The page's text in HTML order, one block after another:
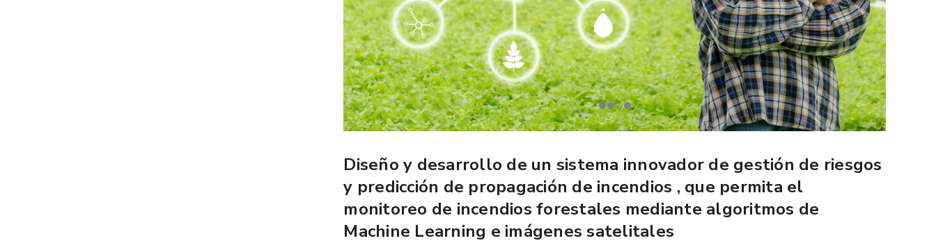
Diseño y desarrollo de un sistema innovador de gestión de riesgos
y predicción de propagación de incendios , que permita el
monitoreo de incendios forestales mediante algoritmos de
Machine Learning e imágenes satelitales